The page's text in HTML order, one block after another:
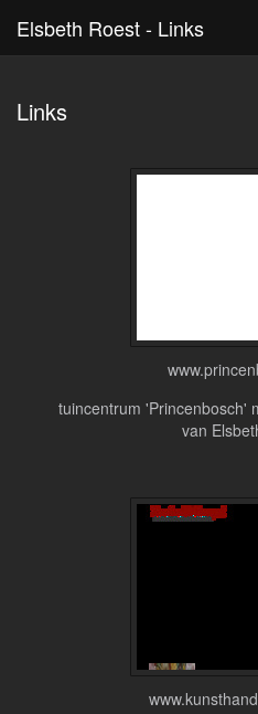
Elsbeth Roest - Links
Links
tuincentrum 'Princenbosch'
van